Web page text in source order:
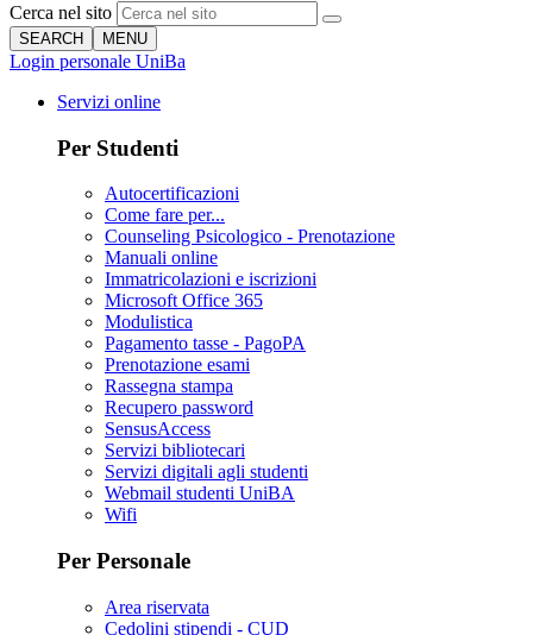
Cerca nel sito
SEARCH MENU
Login personale UniBa
Servizi online
Per Studenti
Autocertificazioni
Come fare per...
Counseling Psicologico - Prenotazione
Manuali online
Immatricolazioni e iscrizioni
Microsoft Office 365
Modulistica
Pagamento tasse - PagoPA
Prenotazione esami
Rassegna stampa
Recupero password
SensusAccess
Servizi bibliotecari
Servizi digitali agli studenti
Webmail studenti UniBA
Wifi
Per Personale
Area riservata
Cedolini stipendi - CUD